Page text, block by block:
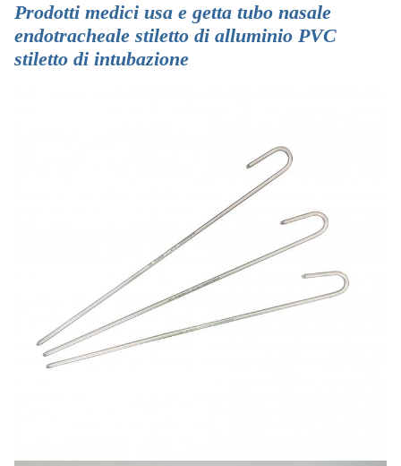
Prodotti medici usa e getta tubo nasale
endotracheale stiletto di alluminio PVC
stiletto di intubazione